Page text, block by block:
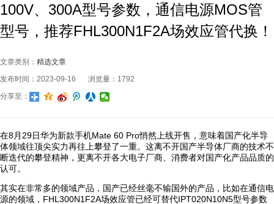
100V、300A型号参数，通信电源MOS管
型号，推荐FHL300N1F2A场效应管代换！
文章类别： 精选文章
发布时间：2023-09-16
浏览量：1792
分享至：
在8月29日华为新款手机Mate 60 Pro悄然上线开售，意味着国产化半导
体领域往顶尖实力再往上攀登了一重。这离不开国产半导体厂商的技术不
断迭代的攀登精神，更离不开各大电子厂商、消费者对国产化产品品质的
认可。
其实在非常多的领域产品，国产已经丝毫不输国外的产品，比如在通信电
源的领域，FHL300N1F2A场效应管已经可替代IPT020N10N5型号参数